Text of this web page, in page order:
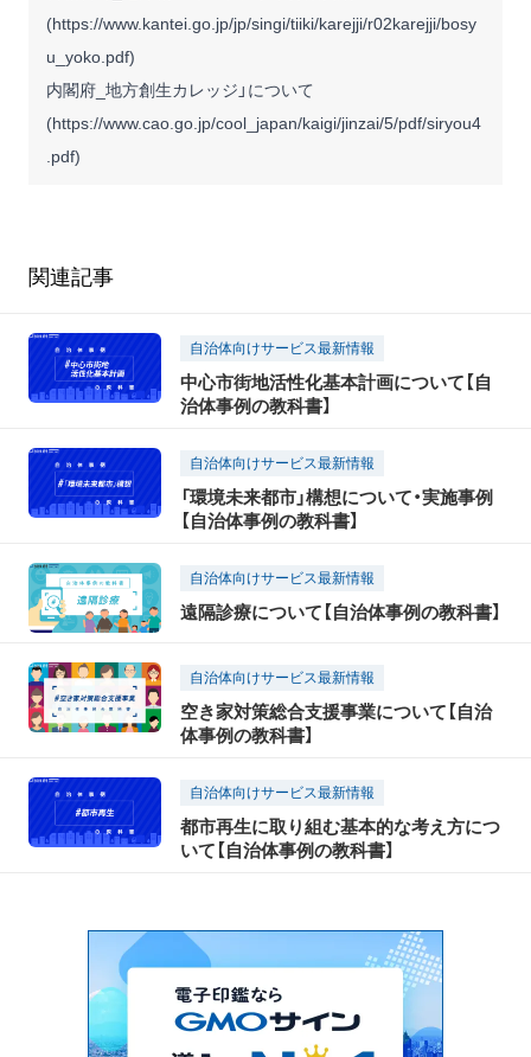
(https://www.kantei.go.jp/jp/singi/tiiki/karejji/r02karejji/bosy
u_yoko.pdf)
内閣府_地方創生カレッジ」について
(https://www.cao.go.jp/cool_japan/kaigi/jinzai/5/pdf/siryou4
.pdf)
関連記事
自治体向けサービス最新情報
中心市街地活性化基本計画について【自
治体事例の教科書】
自治体向けサービス最新情報
「環境未来都市」構想について・実施事例
【自治体事例の教科書】
自治体向けサービス最新情報
遠隔診療について【自治体事例の教科書】
自治体向けサービス最新情報
空き家対策総合支援事業について【自治
体事例の教科書】
自治体向けサービス最新情報
都市再生に取り組む基本的な考え方につ
いて【自治体事例の教科書】